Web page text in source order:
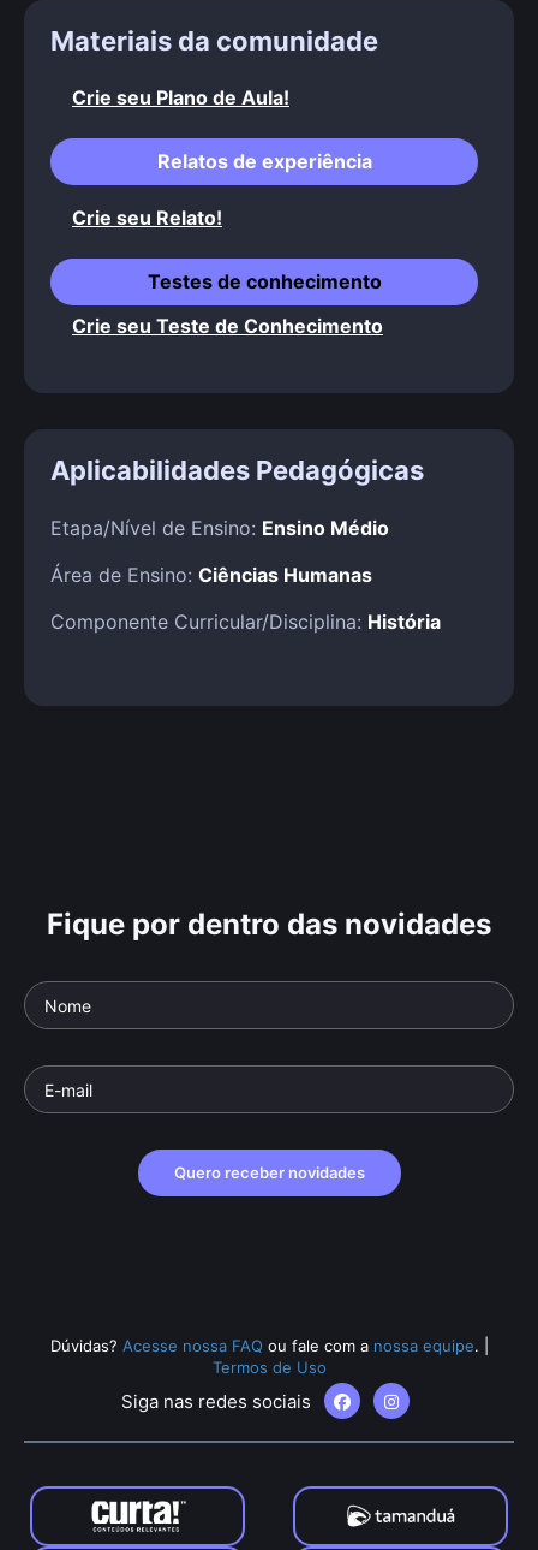
Materiais da comunidade
Crie seu Plano de Aula!
Relatos de experiência
Crie seu Relato!
Testes de conhecimento
Crie seu Teste de Conhecimento
Aplicabilidades Pedagógicas
Etapa/Nível de Ensino: Ensino Médio
Área de Ensino: Ciências Humanas
Componente Curricular/Disciplina: História
Fique por dentro das novidades
Quero receber novidades
Dúvidas? Acesse nossa FAQ ou fale com a nossa equipe.
Termos de Uso
Siga nas redes sociais